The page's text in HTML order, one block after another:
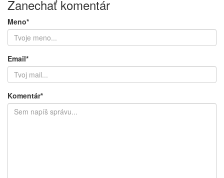
Zanechať komentár
Meno*
Email*
Komentár*